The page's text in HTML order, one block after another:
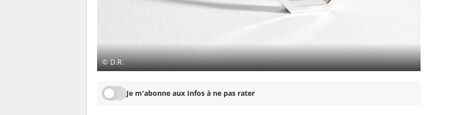
© D.R.
Je m'abonne aux Infos à ne pas rater